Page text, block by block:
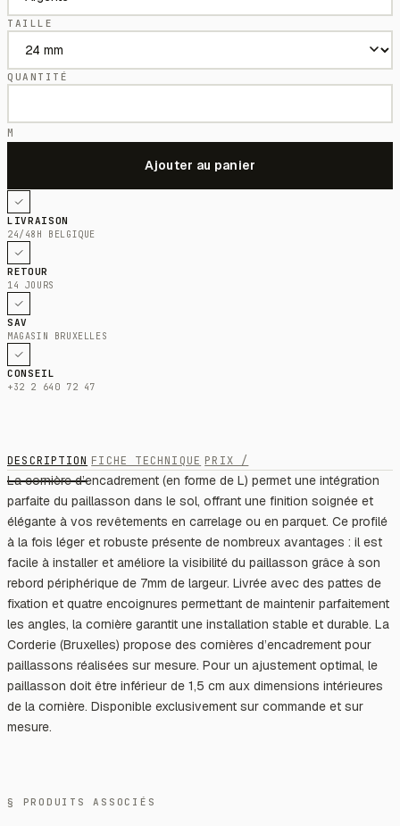
TAILLE
QUANTITÉ
M
LIVRAISON
24/48H BELGIQUE
RETOUR
14 JOURS
SAV
MAGASIN BRUXELLES
CONSEIL
+32 2 640 72 47
DESCRIPTION FICHE TECHNIQUE PRIX /
La cornière d’encadrement (en forme de L) permet une intégration
parfaite du paillasson dans le sol, offrant une finition soignée et
élégante à vos revêtements en carrelage ou en parquet. Ce profilé
à la fois léger et robuste présente de nombreux avantages : il est
facile à installer et améliore la visibilité du paillasson grâce à son
rebord périphérique de 7mm de largeur. Livrée avec des pattes de
fixation et quatre encoignures permettant de maintenir parfaitement
les angles, la cornière garantit une installation stable et durable. La
Corderie (Bruxelles) propose des cornières d’encadrement pour
paillassons réalisées sur mesure. Pour un ajustement optimal, le
paillasson doit être inférieur de 1,5 cm aux dimensions intérieures
de la cornière. Disponible exclusivement sur commande et sur
mesure.
§ PRODUITS ASSOCIÉS